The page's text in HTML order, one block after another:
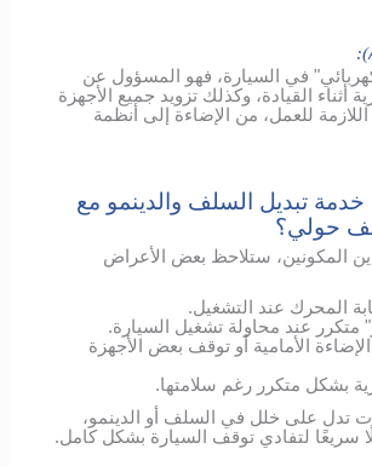
):
في السيارة، فهو المسؤول عن
أثناء القيادة، وكذلك تزويد جميع الأجهزة
اللازمة للعمل، من الإضاءة إلى أنظمة
تبديل السلف والدينمو مع
حولي؟
المكونين، ستلاحظ بعض الأعراض
المحرك عند التشغيل.
عند محاولة تشغيل السيارة.
الأمامية أو توقف بعض الأجهزة
بشكل متكرر رغم سلامتها.
تدل على خلل في السلف أو الدينمو،
سريعًا لتفادي توقف السيارة بشكل كامل.